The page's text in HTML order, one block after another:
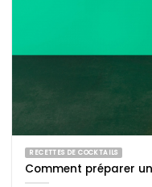
RECETTES DE COCKTAILS
Comment préparer